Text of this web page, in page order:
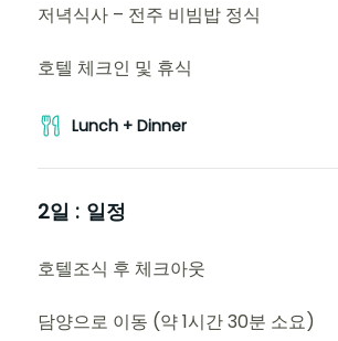
저녁식사 – 전주 비빔밥 정식
호텔 체크인 및 휴식
Lunch + Dinner
2일 : 일정
호텔조식 후 체크아웃
담양으로 이동 (약 1시간 30분 소요)